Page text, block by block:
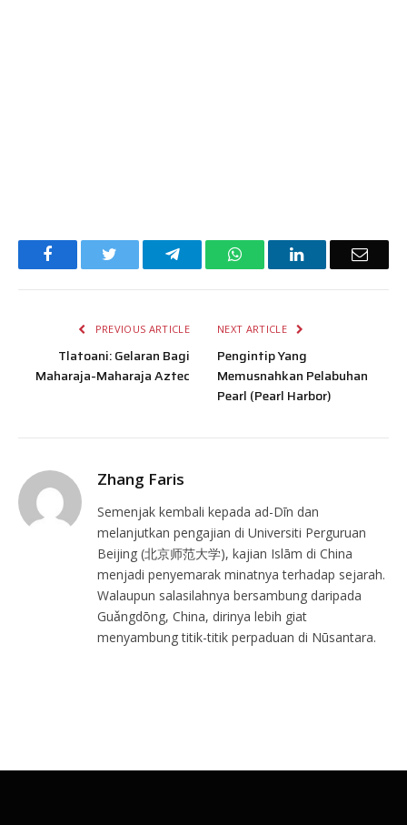
Facebook TelegramWhatsAppLinkedIn Email
PREVIOUS ARTICLE
Tlatoani: Gelaran Bagi
Maharaja-Maharaja Aztec
NEXT ARTICLE
Pengintip Yang
Memusnahkan Pelabuhan
Pearl (Pearl Harbor)
Zhang Faris
Semenjak kembali kepada ad-Dīn dan
melanjutkan pengajian di Universiti Perguruan
Beijing (北京师范大学), kajian Islām di China
menjadi penyemarak minatnya terhadap sejarah.
Walaupun salasilahnya bersambung daripada
Guǎngdōng, China, dirinya lebih giat
menyambung titik-titik perpaduan di Nūsantara.